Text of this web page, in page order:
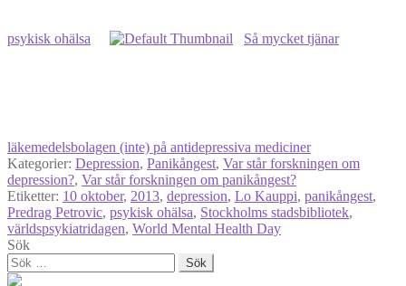
psykisk ohälsa Så mycket tjänar
läkemedelsbolagen (inte) på antidepressiva mediciner
Kategorier: Depression, Panikångest, Var står forskningen om
depression?, Var står forskningen om panikångest?
Etiketter: 10 oktober, 2013, depression, Lo Kauppi, panikångest,
Predrag Petrovic, psykisk ohälsa, Stockholms stadsbibliotek,
världspsykiatridagen, World Mental Health Day
Sök
Sök
efter: